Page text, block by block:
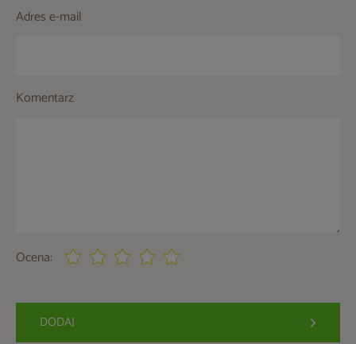
Adres e-mail
Komentarz
Ocena:
DODAJ